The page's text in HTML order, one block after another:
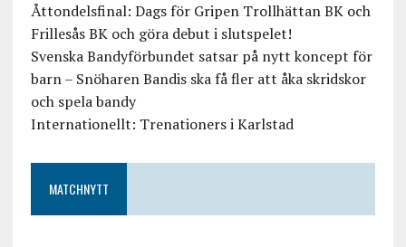
Åttondelsfinal: Dags för Gripen Trollhättan BK och
Frillesås BK och göra debut i slutspelet!
Svenska Bandyförbundet satsar på nytt koncept för
barn – Snöharen Bandis ska få fler att åka skridskor
och spela bandy
Internationellt: Trenationers i Karlstad
MATCHNYTT